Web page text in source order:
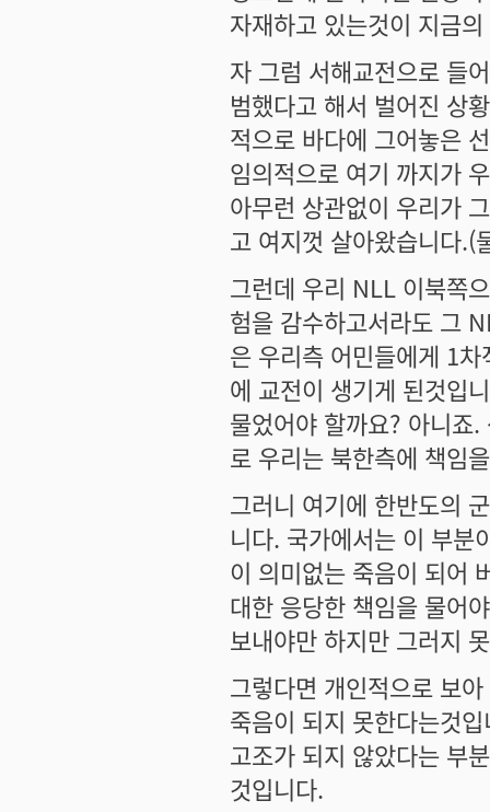
자재하고 있는것이 지금
자 그럼 서해교전으로 들
범했다고 해서 벌어진 상
적으로 바다에 그어놓은
임의적으로 여기 까지가
아무런 상관없이 우리가
고 여지껏 살아왔습니다.(
그런데 우리 NLL 이북쪽
험을 감수하고서라도 그
은 우리측 어민들에게 1
에 교전이 생기게 된것입
물었어야 할까요? 아니죠
로 우리는 북한측에 책임
그러니 여기에 한반도의
니다. 국가에서는 이 부분
이 의미없는 죽음이 되어
대한 응당한 책임을 물어
보내야만 하지만 그러지
그렇다면 개인적으로 보
죽음이 되지 못한다는것
고조가 되지 않았다는 부
것입니다.